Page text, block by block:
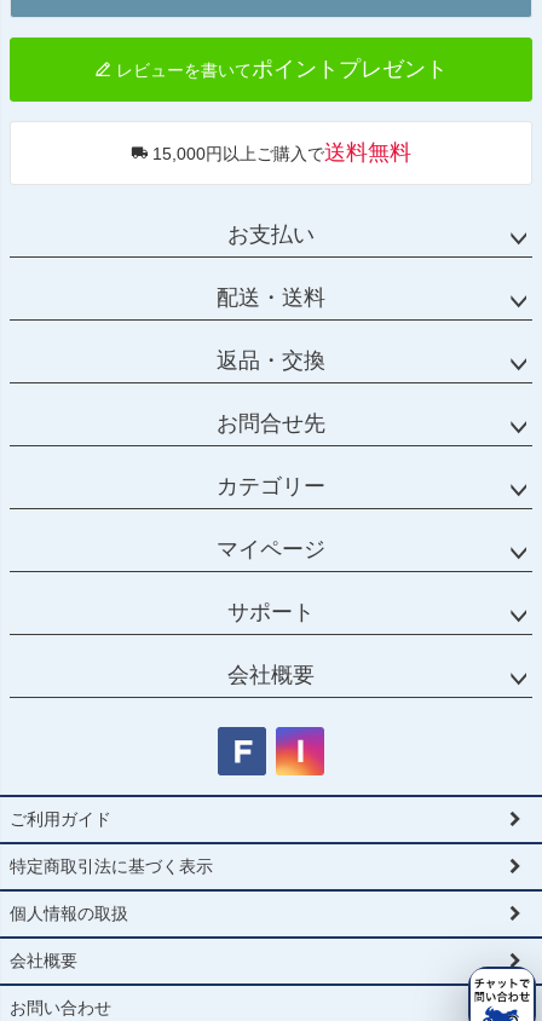
へ
レビューを書いてポイントプレゼント
15,000円以上ご購入で送料無料
お支払い
配送・送料
返品・交換
お問合せ先
カテゴリー
マイページ
サポート
会社概要
ご利用ガイド
特定商取引法に基づく表示
個人情報の取扱
会社概要
お問い合わせ